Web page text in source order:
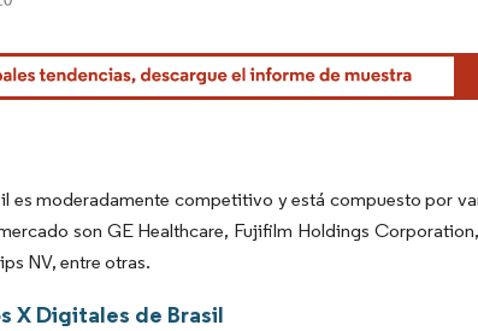
según CC BY 4.0.
es moderadamente competitivo y está compuesto por
son GE Healthcare, Fujifilm Holdings
NV, entre otras.
X Digitales de Brasil